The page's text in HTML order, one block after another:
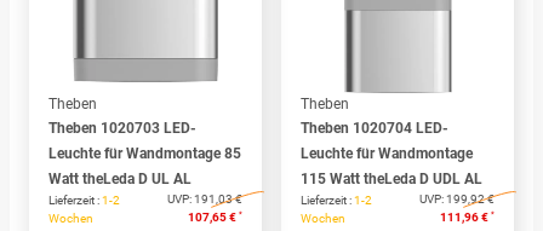
Theben
Theben 1020703 LED-
Leuchte für Wandmontage 85
Watt theLeda D UL AL
Lieferzeit :1-2
Wochen
UVP:191,03 €
107,65 € *
Theben
Theben 1020704 LED-
Leuchte für Wandmontage
115 Watt theLeda D UDL AL
Lieferzeit :1-2
Wochen
UVP:199,92 €
111,96 € *